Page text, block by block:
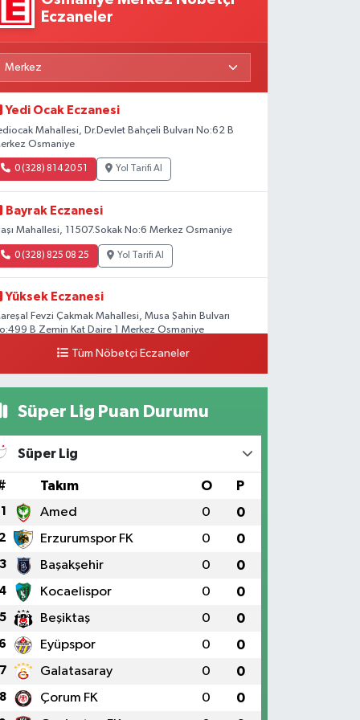
Eczaneler
Yedi Ocak Eczanesi
Mahallesi, Dr.Devlet Bahçeli Bulvarı No:62 B
Osmaniye
0 (328) 814 20 51 Yol Tarifi Al
Bayrak Eczanesi
Mahallesi, 11507.Sokak No:6 Merkez Osmaniye
0 (328) 825 08 25 Yol Tarifi Al
Yüksek Eczanesi
Fevzi Çakmak Mahallesi, Musa Şahin Bulvarı
B Zemin Kat Daire 1 Merkez Osmaniye
0 (328) 812 02 00 Yol Tarifi Al
Tüm Nöbetçi Eczaneler
Süper Lig Puan Durumu
Süper Lig
Takım O P
1 Amed 0 0
2 Erzurumspor FK 0 0
3 Başakşehir 0 0
4 Kocaelispor 0 0
5 Beşiktaş 0 0
6 Eyüpspor 0 0
7 Galatasaray 0 0
8 Çorum FK 0 0